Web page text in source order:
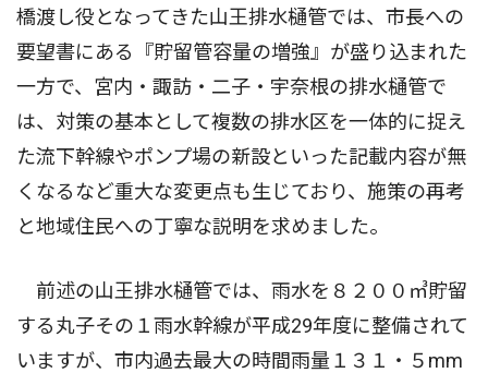
橋渡し役となってきた山王排水樋管では、市長への
要望書にある『貯留管容量の増強』が盛り込まれた
一方で、宮内・諏訪・二子・宇奈根の排水樋管で
は、対策の基本として複数の排水区を一体的に捉え
た流下幹線やポンプ場の新設といった記載内容が無
くなるなど重大な変更点も生じており、施策の再考
と地域住民への丁寧な説明を求めました。
前述の山王排水樋管では、雨水を８２００㎥貯留
する丸子その１雨水幹線が平成29年度に整備されて
いますが、市内過去最大の時間雨量１３１・５mm